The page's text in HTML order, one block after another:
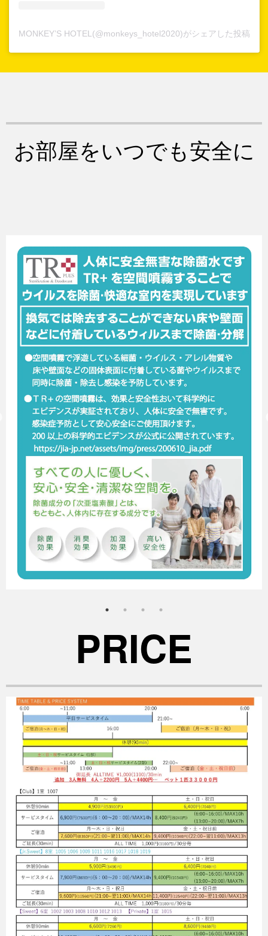
MONKEY’S HOTEL(@monkeys_hotel2020)がシェアした投稿
お部屋をいつでも安全に
PRICE